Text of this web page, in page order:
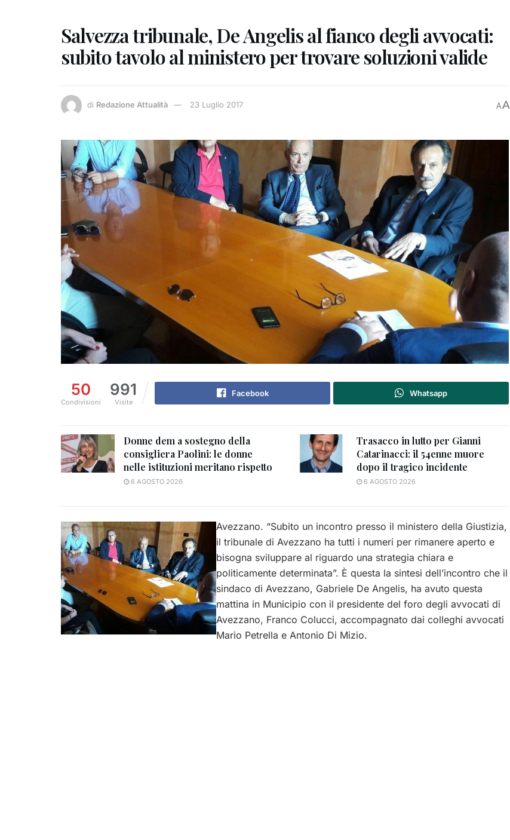
Salvezza tribunale, De Angelis al fianco degli avvocati:
subito tavolo al ministero per trovare soluzioni valide
di Redazione Attualità 23 Luglio 2017 AA
50
Condivisioni
991
Visite
Facebook Whatsapp
Donne dem a sostegno della
consigliera Paolini: le donne
nelle istituzioni meritano rispetto
6 AGOSTO 2026
Trasacco in lutto per Gianni
Catarinacci: il 54enne muore
dopo il tragico incidente
6 AGOSTO 2026
Avezzano. “Subito un incontro presso il ministero della Giustizia,
il tribunale di Avezzano ha tutti i numeri per rimanere aperto e
bisogna sviluppare al riguardo una strategia chiara e
politicamente determinata”. È questa la sintesi dell’incontro che il
sindaco di Avezzano, Gabriele De Angelis, ha avuto questa
mattina in Municipio con il presidente del foro degli avvocati di
Avezzano, Franco Colucci, accompagnato dai colleghi avvocati
Mario Petrella e Antonio Di Mizio.